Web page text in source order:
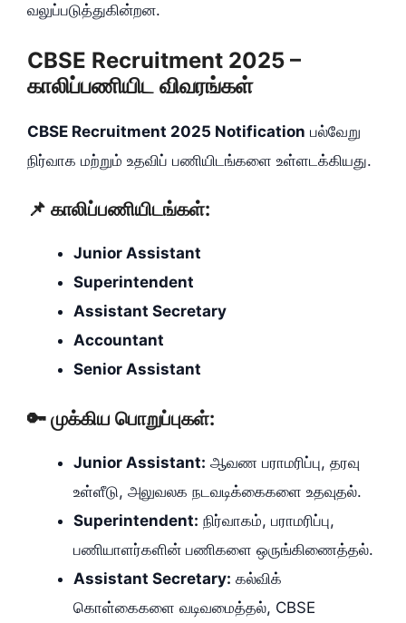
வலுப்படுத்துகின்றன.
CBSE Recruitment 2025 –
காலிப்பணியிட விவரங்கள்
CBSE Recruitment 2025 Notification பல்வேறு
நிர்வாக மற்றும் உதவிப் பணியிடங்களை உள்ளடக்கியது.
📌 காலிப்பணியிடங்கள்:
Junior Assistant
Superintendent
Assistant Secretary
Accountant
Senior Assistant
🔑 முக்கிய பொறுப்புகள்:
Junior Assistant: ஆவண பராமரிப்பு, தரவு
உள்ளீடு, அலுவலக நடவடிக்கைகளை உதவுதல்.
Superintendent: நிர்வாகம், பராமரிப்பு,
பணியாளர்களின் பணிகளை ஒருங்கிணைத்தல்.
Assistant Secretary: கல்விக்
கொள்கைகளை வடிவமைத்தல், CBSE